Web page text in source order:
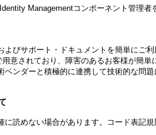
Managementコンポーネント管理者
びサポート・ドキュメントを簡単に
意されており、障害のあるお客様が簡
ンダーと積極的に連携して技術的な
読めない場合があります。コード表